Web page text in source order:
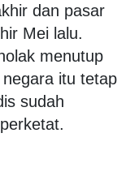
dan pasar
Mei lalu.
menutup
itu tetap
sudah